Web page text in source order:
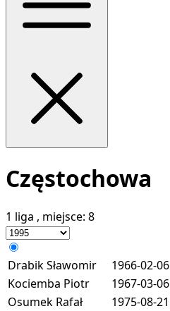
Częstochowa
1 liga , miejsce: 8
Drabik Sławomir 1966-02-06
Kociemba Piotr
1967-03-06
Osumek Rafał
1975-08-21